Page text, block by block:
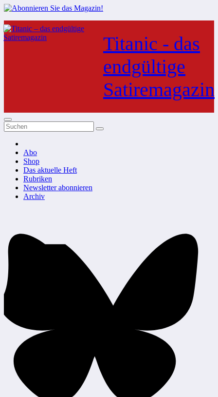
Zum
Inhalt
springen
Titanic - das
endgültige
Satiremagazin
Abo
Shop
Das aktuelle Heft
Rubriken
Newsletter abonnieren
Archiv